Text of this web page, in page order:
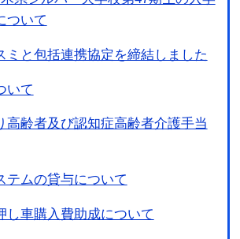
ついて
ミと包括連携協定を締結しました
いて
高齢者及び認知症高齢者介護手当
テムの貸与について
し車購入費助成について